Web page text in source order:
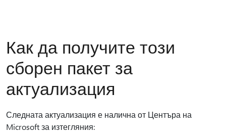
Как да получите този
сборен пакет за
актуализация
Следната актуализация е налична от Центъра на
Microsoft за изтегляния: